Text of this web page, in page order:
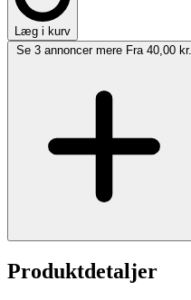
Læg i kurv
Se 3 annoncer mere Fra 40,00 kr.
Produktdetaljer